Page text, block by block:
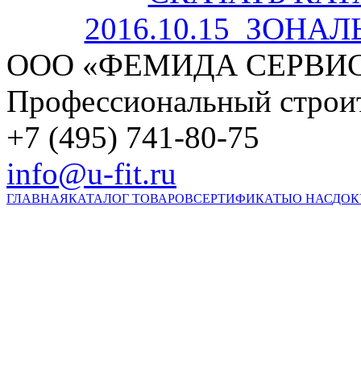
ООО «ФЕМИДА
Профессиональный
+7 (495) 741-80-75
info@u-fit.ru
ГЛАВНАЯКАТАЛОГ ТОВАРОВСЕРТИФИКАТЫО НАС